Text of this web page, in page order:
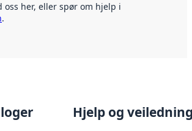
oss her, eller spør om hjelp i
.
Hjelp og